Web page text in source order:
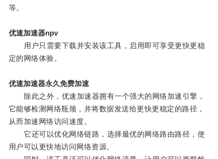
等。
优速加速器npv
用户只需要下载并安装该工具，启用即可享受更快更稳
定的网络体验。
优速加速器永久免费加速
除此之外，优速加速器拥有一个强大的网络加速引擎，
它能够检测网络瓶颈，并将数据发送给更快更稳定的路径，
从而加速网络访问速度。
它还可以优化网络链路，选择最优的网络路由路径，使
用户可以更快地访问网络资源。